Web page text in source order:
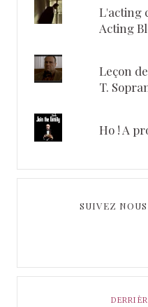
L'acting
Acting
Leçon
T.
Ho ! A
SUIVEZ